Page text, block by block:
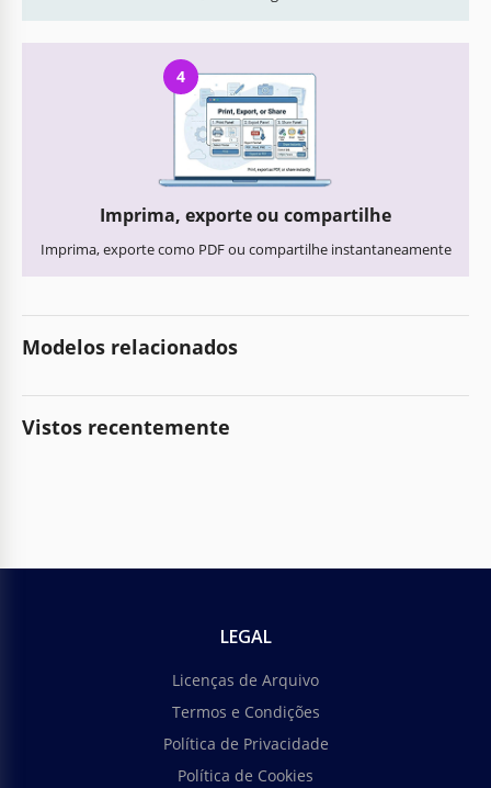
4
Imprima, exporte ou compartilhe
Imprima, exporte como PDF ou compartilhe instantaneamente
Modelos relacionados
Vistos recentemente
LEGAL
Licenças de Arquivo
Termos e Condições
Política de Privacidade
Política de Cookies